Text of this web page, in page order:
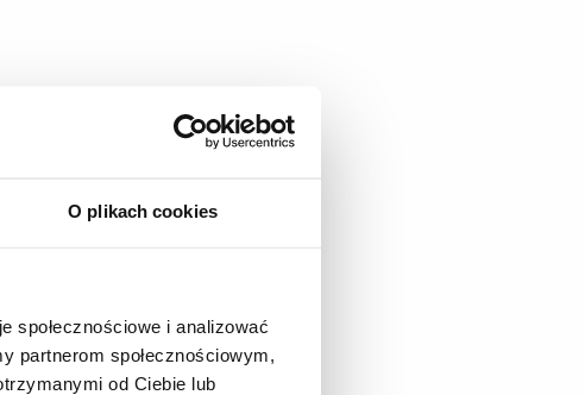
O plikach cookies
społecznościowe i analizować
partnerom społecznościowym,
od Ciebie lub